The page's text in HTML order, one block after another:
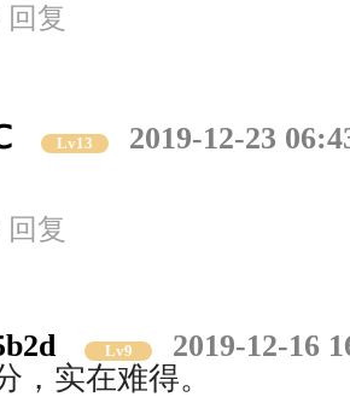
回复
Lv13
2019-12-23
回复
Lv9
2019-12-16
，实在难得。